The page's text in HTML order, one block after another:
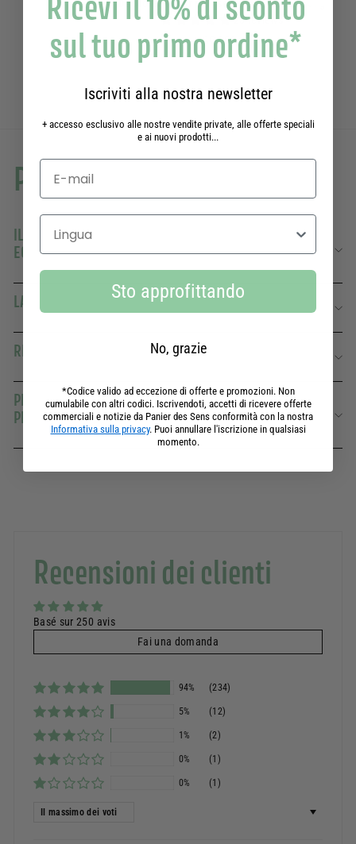
Deodorante per pelli sensibili - Verbena 50g
25 reviews
10,90€10,90€
Per saperne di più
IL TUO SAPONE LIQUIDO ALLA VERBENA IN FORMATO
ECOLOGICO
LA STESSA FORMULA AL 97% DI ORIGINE NATURALE
RICCO DI OLI PER MANI SEMPRE MORBIDE
PROFUMO VERVEINE FIRMATO DAL NOSTRO MAESTRO
PROFUMIERE DI GRASSE
Recensioni dei clienti
Basé sur 250 avis
Fai una domanda
94% (234)
5% (12)
1% (2)
0% (1)
0% (1)
Ordina per
sul tuo primo ordine*
Iscriviti alla nostra newsletter
+ accesso esclusivo alle nostre vendite private, alle offerte speciali
e ai nuovi prodotti...
Seleziona la lingua
Sto approfittando
No, grazie
*Codice valido ad eccezione di offerte e promozioni. Non
cumulabile con altri codici. Iscrivendoti, accetti di ricevere offerte
commerciali e notizie da Panier des Sens conformità con la nostra
Informativa sulla privacy. Puoi annullare l'iscrizione in qualsiasi
momento.